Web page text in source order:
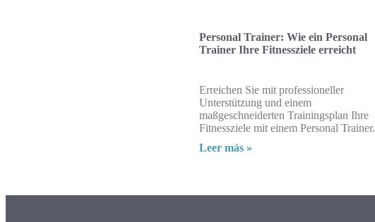
Personal Trainer: Wie ein Personal
Trainer Ihre Fitnessziele erreicht
Erreichen Sie mit professioneller
Unterstützung und einem
maßgeschneiderten Trainingsplan Ihre
Fitnessziele mit einem Personal Trainer.
Leer más »